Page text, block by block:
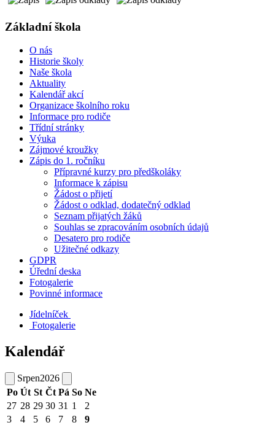
Základní škola
O nás
Historie školy
Naše škola
Aktuality
Kalendář akcí
Organizace školního roku
Informace pro rodiče
Třídní stránky
Výuka
Zájmové kroužky
Zápis do 1. ročníku
Přípravné kurzy pro předškoláky
Informace k zápisu
Žádost o přijetí
Žádost o odklad, dodatečný odklad
Seznam přijatých žáků
Souhlas se zpracováním osobních údajů
Desatero pro rodiče
Užitečné odkazy
GDPR
Úřední deska
Fotogalerie
Povinné informace
Jídelníček
Fotogalerie
Kalendář
Srpen2026
Po Út St Čt Pá So Ne
27 28 29 30 31 1
2
3
4 5 6 7 8 9